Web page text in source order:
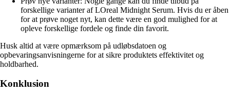
forskellige varianter af LOreal Midnight Serum. Hvis du er åben
for at prøve noget nyt, kan dette være en god mulighed for at
opleve forskellige fordele og finde din favorit.
Husk altid at være opmærksom på udløbsdatoen og
opbevaringsanvisningerne for at sikre produktets effektivitet og
holdbarhed.
Konklusion